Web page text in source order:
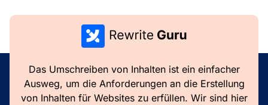
Das Umschreiben von Inhalten ist ein einfacher
Ausweg, um die Anforderungen an die Erstellung
von Inhalten für Websites zu erfüllen. Wir sind hier